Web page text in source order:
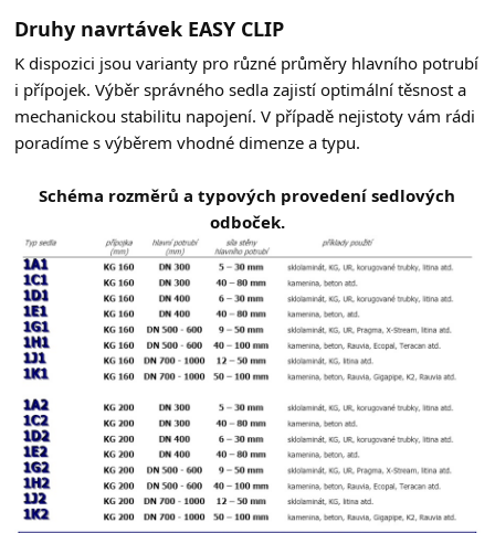
Druhy navrtávek EASY CLIP
K dispozici jsou varianty pro různé průměry hlavního potrubí
i přípojek. Výběr správného sedla zajistí optimální těsnost a
mechanickou stabilitu napojení. V případě nejistoty vám rádi
poradíme s výběrem vhodné dimenze a typu.
Schéma rozměrů a typových provedení sedlových
odboček.